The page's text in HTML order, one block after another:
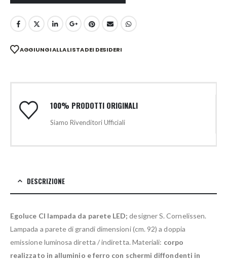
AGGIUNGI ALLA LISTA DEI DESIDERI
100% PRODOTTI ORIGINALI
Siamo Rivenditori Ufficiali
DESCRIZIONE
Egoluce CI lampada da parete LED; designer S. Cornelissen.
Lampada a parete di grandi dimensioni (cm. 92) a doppia
emissione luminosa diretta / indiretta. Materiali: corpo
realizzato in alluminio e ferro con schermi diffondenti in